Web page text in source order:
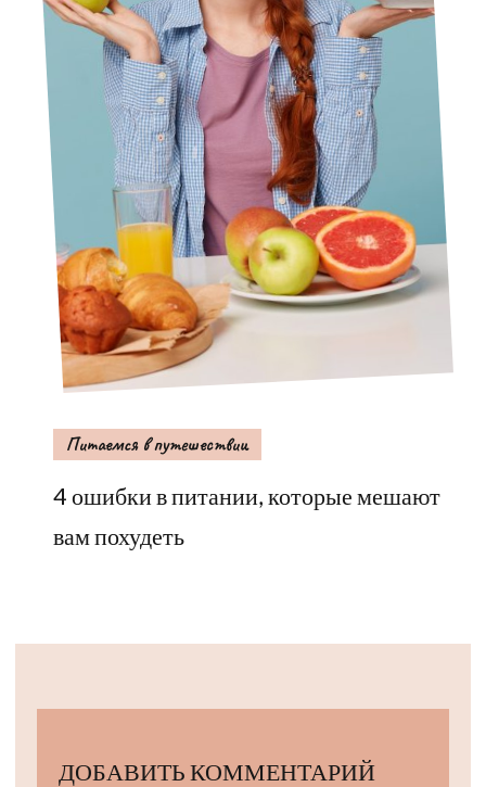
Питаемся в путешествии
4 ошибки в питании, которые мешают
вам похудеть
ДОБАВИТЬ КОММЕНТАРИЙ